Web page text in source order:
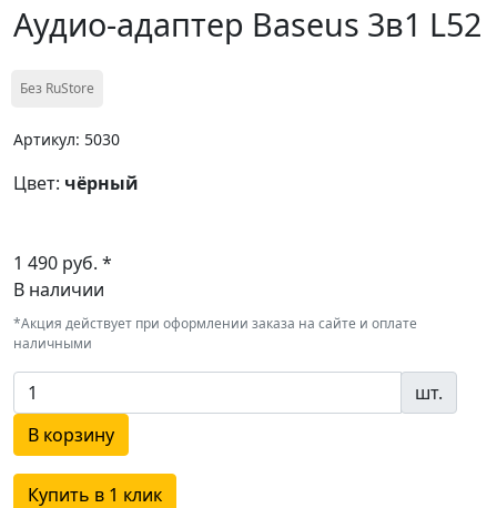
Аудио-адаптер Baseus 3в1 L52
Без RuStore
Артикул: 5030
Цвет: чёрный
1 490 руб. *
В наличии
*Акция действует при оформлении заказа на сайте и оплате
наличными
шт.
В корзину
Купить в 1 клик